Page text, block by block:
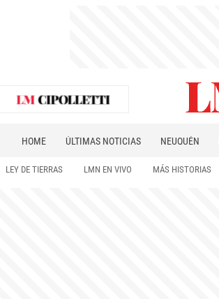
HOME ÚLTIMAS NOTICIAS NEUQUÉN
LEY DE TIERRAS LMN EN VIVO MÁS HISTORIAS